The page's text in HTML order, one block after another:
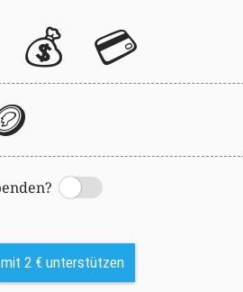
💰 💳
Switch
mit 2 € unterstützen